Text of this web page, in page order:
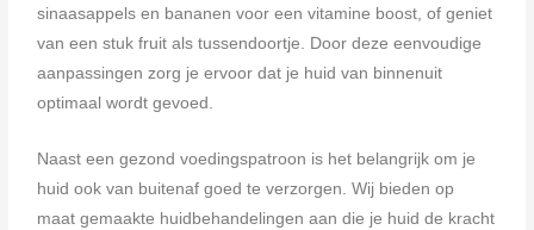
sinaasappels en bananen voor een vitamine boost, of geniet
van een stuk fruit als tussendoortje. Door deze eenvoudige
aanpassingen zorg je ervoor dat je huid van binnenuit
optimaal wordt gevoed.
Naast een gezond voedingspatroon is het belangrijk om je
huid ook van buitenaf goed te verzorgen. Wij bieden op
maat gemaakte huidbehandelingen aan die je huid de kracht